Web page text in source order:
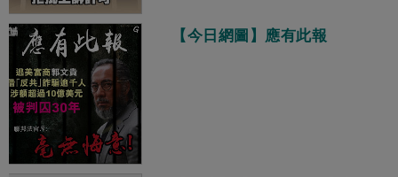
【今日網圖】應有此報